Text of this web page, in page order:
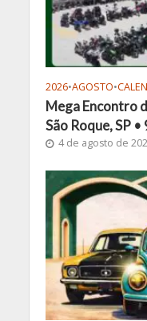
2026•AGOSTO•
Mega Encontro
São Roque, SP
4 de agosto de